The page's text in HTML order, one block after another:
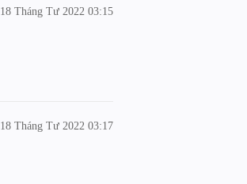
18 Tháng Tư 2022 03:15
18 Tháng Tư 2022 03:17